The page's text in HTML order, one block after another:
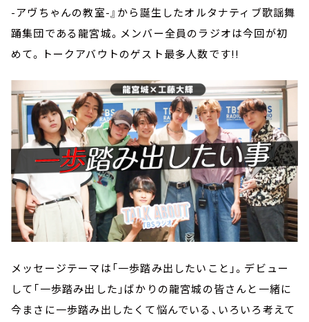
-アヴちゃんの教室-』から誕生したオルタナティブ歌謡舞
踊集団である龍宮城。メンバー全員のラジオは今回が初
めて。トークアバウトのゲスト最多人数です!!
メッセージテーマは「一歩踏み出したいこと」。デビュー
して「一歩踏み出した」ばかりの龍宮城の皆さんと一緒に
今まさに一歩踏み出したくて悩んでいる、いろいろ考えて